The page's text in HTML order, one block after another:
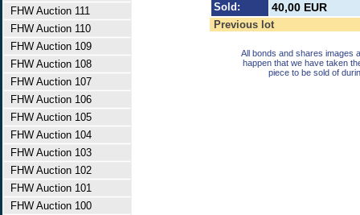
FHW Auction 111
FHW Auction 110
FHW Auction 109
FHW Auction 108
FHW Auction 107
FHW Auction 106
FHW Auction 105
FHW Auction 104
FHW Auction 103
FHW Auction 102
FHW Auction 101
FHW Auction 100
Sold: 40,00 EUR
Previous lot
All bonds and shares images
happen that we have taken
piece to be sold of